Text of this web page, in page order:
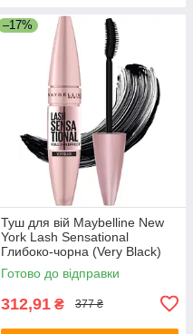
–17%
Туш для вій Maybelline New
York Lash Sensational
Глибоко-чорна (Very Black)
9.5 мл
Готово до відправки
312,91 ₴ 377 ₴